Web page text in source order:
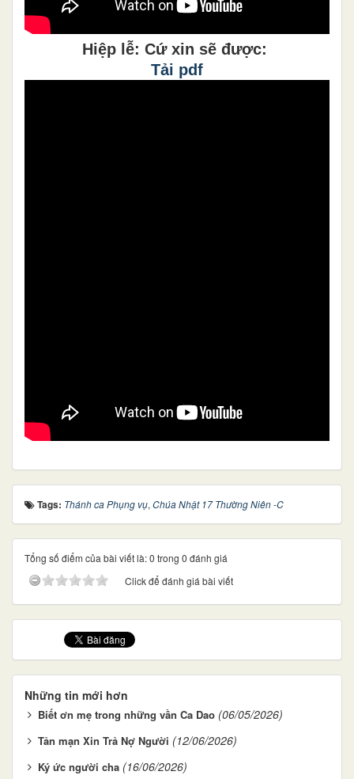
Hiệp lễ: Cứ xin sẽ được:
Tải pdf
Tags: Thánh ca Phụng vụ, Chúa Nhật 17 Thường Niên -C
Tổng số điểm của bài viết là: 0 trong 0 đánh giá
Click để đánh giá bài viết
Những tin mới hơn
Biết ơn mẹ trong những vần Ca Dao (06/05/2026)
Tản mạn Xin Trả Nợ Người (12/06/2026)
Ký ức người cha (16/06/2026)